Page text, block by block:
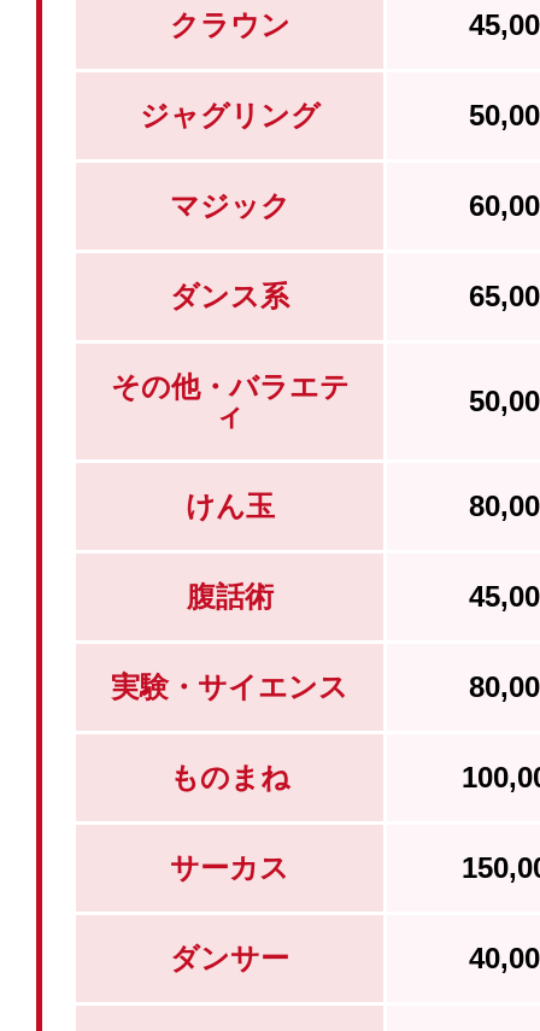
クラウン
ジャグリング
マジック
ダンス系
その他・バラエテ
ィ
けん玉
腹話術
実験・サイエンス
ものまね
サーカス
ダンサー